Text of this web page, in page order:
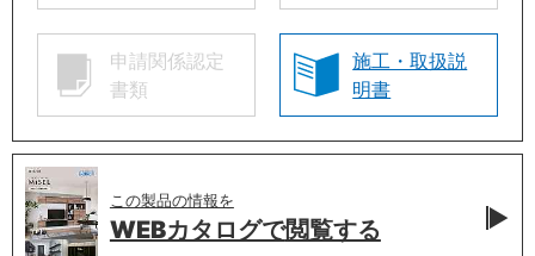
申請関係認定
書類
施工・取扱説
明書
この製品の情報を
WEBカタログで閲覧する